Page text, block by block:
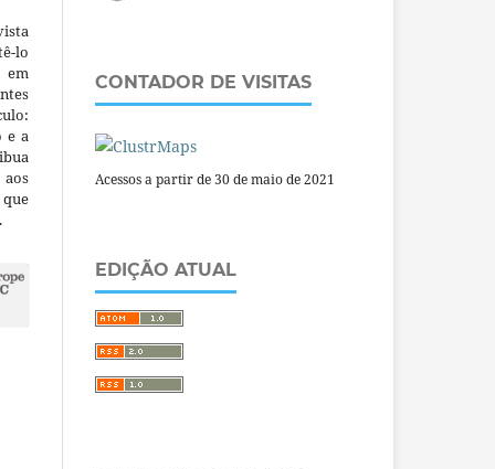
lo
em
e a
CONTADOR DE VISITAS
Acessos a partir de 30 de maio de 2021
EDIÇÃO ATUAL